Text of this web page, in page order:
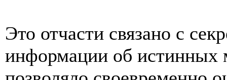
Это отчасти связано с
информации об истинных